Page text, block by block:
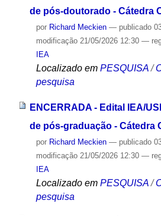
de pós-doutorado - Cátedra
por Richard Meckien — publicado
modificação21/05/2026 12:30 —
IEA
Localizado em PESQUISA /
pesquisa
ENCERRADA - Edital IEA/
de pós-graduação - Cátedra
por Richard Meckien — publicado
modificação21/05/2026 12:30 —
IEA
Localizado em PESQUISA /
pesquisa